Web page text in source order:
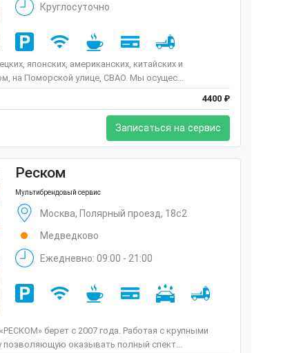
Круглосуточно
японских, американских, китайских и
на Поморской улице, СВАО. Мы осущес...
4400 ₽
Записаться на сервис
Реском
Мультибрендовый сервис
Москва, Полярный проезд, 18с2
Медведково
Ежедневно: 09:00 - 21:00
берет с 2007 года. Работая с крупными
позволяющую оказывать полный спект...